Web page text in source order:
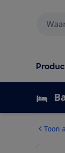
Toon